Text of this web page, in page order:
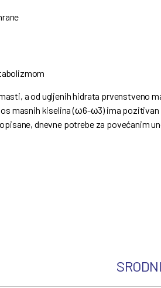
a od ugljenih hidrata prvenstveno
masnih kiselina (ω6-ω3) ima
dnevne potrebe za povećanim